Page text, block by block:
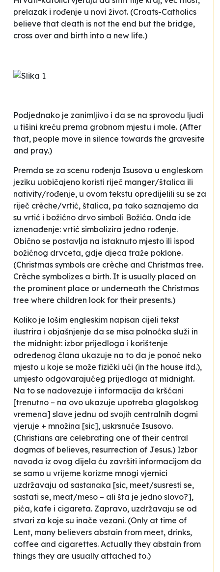
prelazak i rođenje u novi život. (Croats-Catholics
believe that death is not the end but the bridge,
cross over and birth into a new life.)
Podjednako je zanimljivo i da se na sprovodu ljudi
u tišini kreću prema grobnom mjestu i mole. (After
that, people move in silence towards the gravesite
and pray.)
Premda se za scenu rođenja Isusova u engleskom
jeziku uobičajeno koristi riječ manger/štalica ili
nativity/rođenje, u ovom tekstu opredijelili su se za
riječ crèche/vrtić, štalica, pa tako saznajemo da
su vrtić i božićno drvo simboli Božića. Onda ide
iznenađenje: vrtić simbolizira jedno rođenje.
Obično se postavlja na istaknuto mjesto ili ispod
božićnog drvceta, gdje djeca traže poklone.
(Christmas symbols are crèche and Christmas tree.
Crèche symbolizes a birth. It is usually placed on
the prominent place or underneath the Christmas
tree where children look for their presents.)
Koliko je lošim engleskim napisan cijeli tekst
ilustrira i objašnjenje da se misa polnoćka služi in
the midnight: izbor prijedloga i korištenje
određenog člana ukazuje na to da je ponoć neko
mjesto u koje se može fizički ući (in the house itd.),
umjesto odgovarajućeg prijedloga at midnight.
Na to se nadovezuje i informacija da kršćani
[trenutno – na ovo ukazuje upotreba glagolskog
vremena] slave jednu od svojih centralnih dogmi
vjeruje + množina [sic], uskrsnuće Isusovo.
(Christians are celebrating one of their central
dogmas of believes, resurrection of Jesus.) Izbor
navoda iz ovog dijela ću završiti informacijom da
se samo u vrijeme korizme mnogi vjernici
uzdržavaju od sastanaka [sic, meet/susresti se,
sastati se, meat/meso – ali šta je jedno slovo?],
pića, kafe i cigareta. Zapravo, uzdržavaju se od
stvari za koje su inače vezani. (Only at time of
Lent, many believers abstain from meet, drinks,
coffee and cigarettes. Actually they abstain from
things they are usually attached to.)